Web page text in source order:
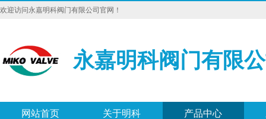
欢迎访问永嘉明科阀门有限公司官网！
永嘉明科阀门有限
网站首页 关于明科 产品中心